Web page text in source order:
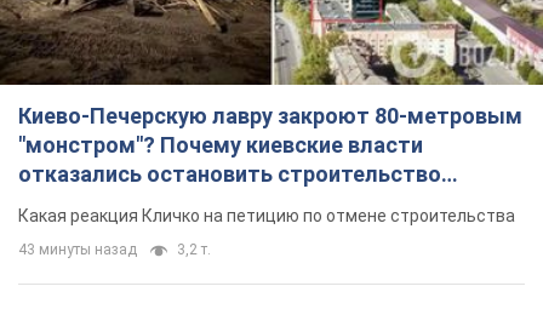
Киево-Печерскую лавру закроют 80-метровым
"монстром"? Почему киевские власти
отказались остановить строительство
небоскреба "московского верующего"
Какая реакция Кличко на петицию по отмене строительства
43 минуты назад 3,2 т.